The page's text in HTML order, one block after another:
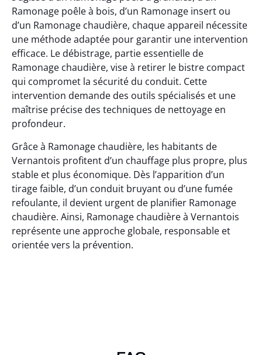
Ramonage poêle à bois, d’un Ramonage insert ou
d’un Ramonage chaudière, chaque appareil nécessite
une méthode adaptée pour garantir une intervention
efficace. Le débistrage, partie essentielle de
Ramonage chaudière, vise à retirer le bistre compact
qui compromet la sécurité du conduit. Cette
intervention demande des outils spécialisés et une
maîtrise précise des techniques de nettoyage en
profondeur.
Grâce à Ramonage chaudière, les habitants de
Vernantois profitent d’un chauffage plus propre, plus
stable et plus économique. Dès l’apparition d’un
tirage faible, d’un conduit bruyant ou d’une fumée
refoulante, il devient urgent de planifier Ramonage
chaudière. Ainsi, Ramonage chaudière à Vernantois
représente une approche globale, responsable et
orientée vers la prévention.